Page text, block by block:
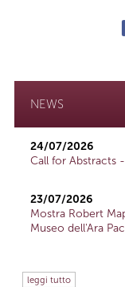
NEWS
24/07/2026
Call for Abstracts
23/07/2026
Mostra Robert
Museo dell'Ara
leggi tutto